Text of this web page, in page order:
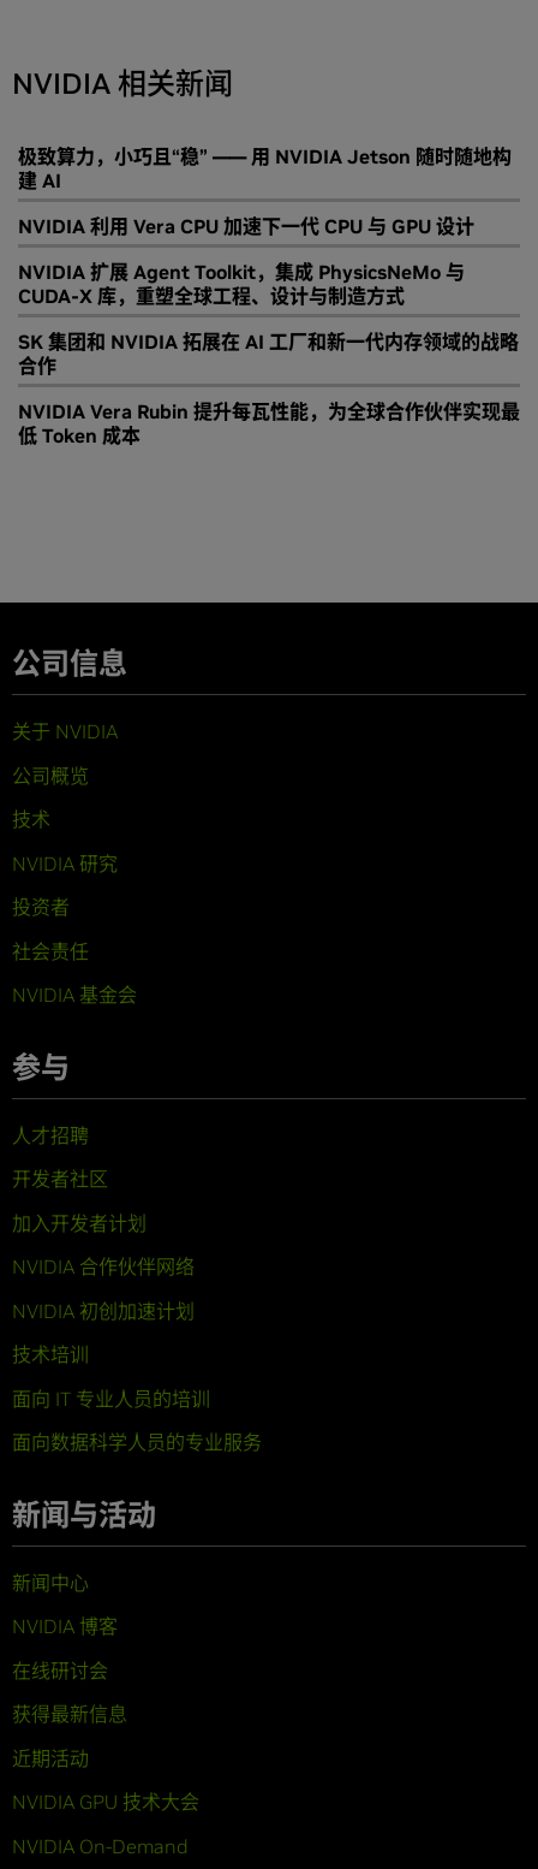
NVIDIA 相关新闻
极致算力，小巧且“稳” —— 用 NVIDIA Jetson 随时随地构
建 AI
NVIDIA 利用 Vera CPU 加速下一代 CPU 与 GPU 设计
NVIDIA 扩展 Agent Toolkit，集成 PhysicsNeMo 与
CUDA-X 库，重塑全球工程、设计与制造方式
SK 集团和 NVIDIA 拓展在 AI 工厂和新一代内存领域的战略
合作
NVIDIA Vera Rubin 提升每瓦性能，为全球合作伙伴实现最
低 Token 成本
公司信息
关于 NVIDIA
公司概览
技术
NVIDIA 研究
投资者
社会责任
NVIDIA 基金会
参与
人才招聘
开发者社区
加入开发者计划
NVIDIA 合作伙伴网络
NVIDIA 初创加速计划
技术培训
面向 IT 专业人员的培训
面向数据科学人员的专业服务
新闻与活动
新闻中心
NVIDIA 博客
在线研讨会
获得最新信息
近期活动
NVIDIA GPU 技术大会
NVIDIA On-Demand